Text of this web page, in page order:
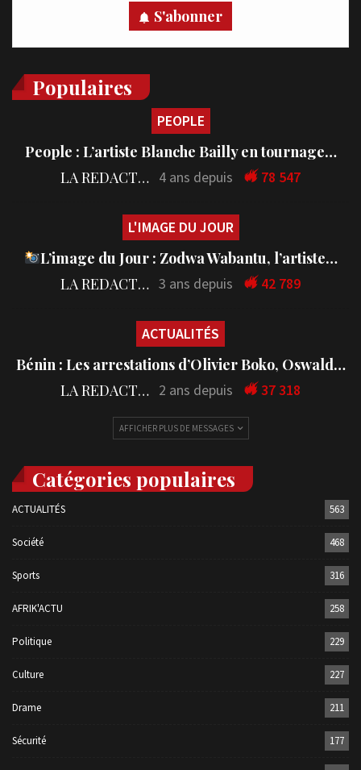
S'abonner
Populaires
PEOPLE
People : L’artiste Blanche Bailly en tournage…
LA REDACTION 4 ans depuis 78 547
L'IMAGE DU JOUR
L’image du Jour : Zodwa Wabantu, l’artiste…
LA REDACTION 3 ans depuis 42 789
ACTUALITÉS
Bénin : Les arrestations d’Olivier Boko, Oswald…
LA REDACTION 2 ans depuis 37 318
AFFICHER PLUS DE MESSAGES
Catégories populaires
ACTUALITÉS 563
Société 468
Sports 316
AFRIK'ACTU 258
Politique 229
Culture 227
Drame 211
Sécurité 177